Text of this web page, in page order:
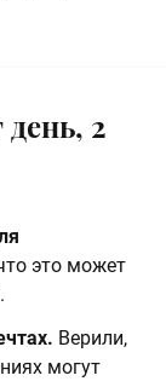
2
это может
Верили,
могут